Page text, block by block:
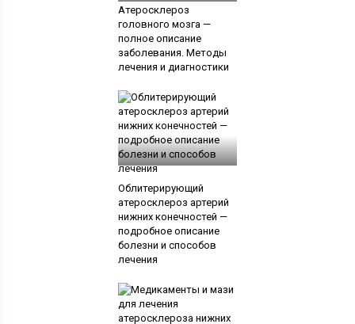
Атеросклероз
головного мозга —
полное описание
заболевания. Методы
лечения и диагностики
Облитерирующий
атеросклероз артерий
нижних конечностей —
подробное описание
болезни и способов
лечения